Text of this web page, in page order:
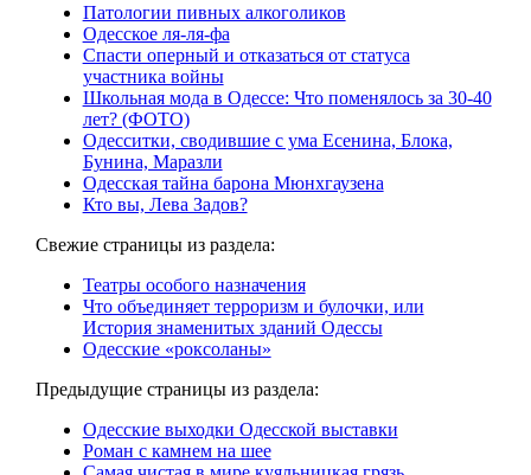
Патологии пивных алкоголиков
Одесское ля-ля-фа
Спасти оперный и отказаться от статуса
участника войны
Школьная мода в Одессе: Что поменялось за 30-40
лет? (ФОТО)
Одесситки, сводившие с ума Есенина, Блока,
Бунина, Маразли
Одесская тайна барона Мюнхгаузена
Кто вы, Лева Задов?
Свежие страницы из раздела:
Театры особого назначения
Что объединяет терроризм и булочки, или
История знаменитых зданий Одессы
Одесские «роксоланы»
Предыдущие страницы из раздела:
Одесские выходки Одесской выставки
Роман с камнем на шее